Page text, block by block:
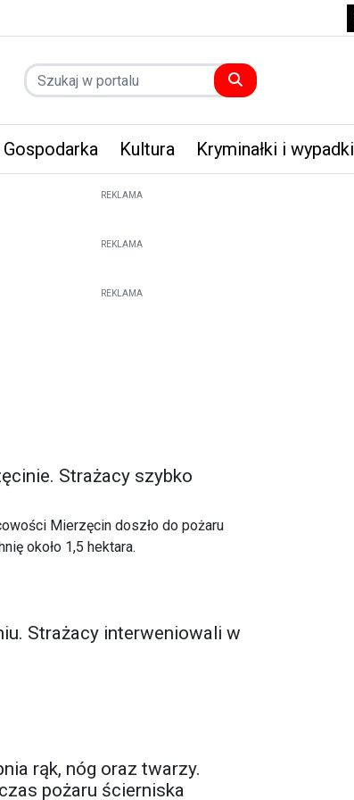
Gospodarka Kultura Kryminałki i wypadki
REKLAMA
REKLAMA
REKLAMA
Strażacy szybko
Mierzęcin doszło do pożaru
około 1,5 hektara.
Strażacy interweniowali w
rąk, nóg oraz twarzy.
pożaru ścierniska